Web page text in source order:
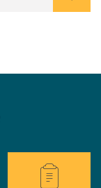
Hai bisogno di